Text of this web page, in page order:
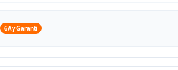
6 Ay Garanti